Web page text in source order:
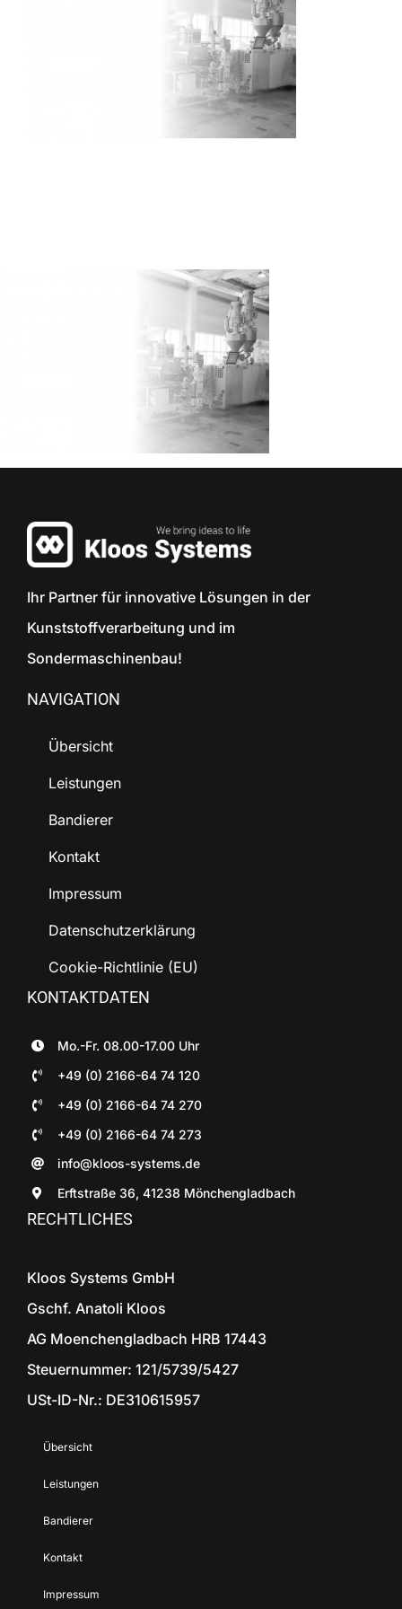
Ihr Partner für innovative Lösungen in der
Kunststoffverarbeitung und im
Sondermaschinenbau!
NAVIGATION
Übersicht
Leistungen
Bandierer
Kontakt
Impressum
Datenschutzerklärung
Cookie-Richtlinie (EU)
KONTAKTDATEN
Mo.-Fr. 08.00-17.00 Uhr
+49 (0) 2166-64 74 120
+49 (0) 2166-64 74 270
+49 (0) 2166-64 74 273
info@kloos-systems.de
Erftstraße 36, 41238 Mönchengladbach
RECHTLICHES
Kloos Systems GmbH
Gschf. Anatoli Kloos
AG Moenchengladbach HRB 17443
Steuernummer: 121/5739/5427
USt-ID-Nr.: DE310615957
Übersicht
Leistungen
Bandierer
Kontakt
Impressum